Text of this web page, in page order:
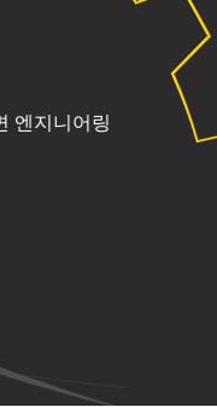
엔지니어링